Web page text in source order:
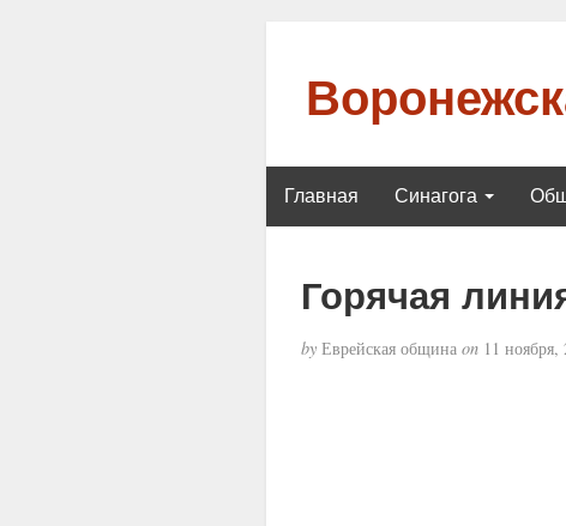
Главная Синагога
Горячая
byЕврейская община on11 ноября,